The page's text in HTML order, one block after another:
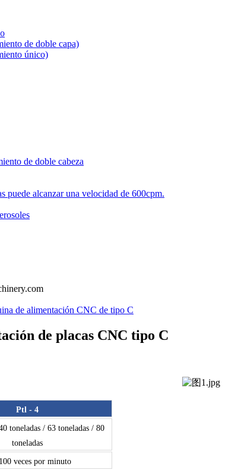
de doble capa)
único)
de doble cabeza
puede alcanzar una velocidad de 600cpm.
de alimentación CNC de tipo C
de placas CNC tipo C
Ptl - 4
toneladas / 63 toneladas / 80
toneladas
veces por minuto